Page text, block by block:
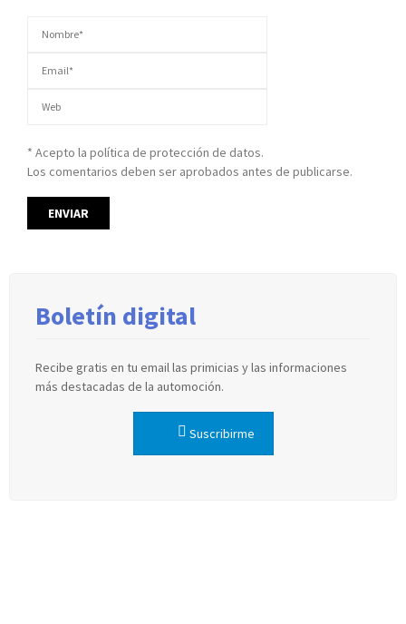
* Acepto la política de protección de datos.
Los comentarios deben ser aprobados antes de publicarse.
Boletín digital
Recibe gratis en tu email las primicias y las informaciones
más destacadas de la automoción.
Suscribirme